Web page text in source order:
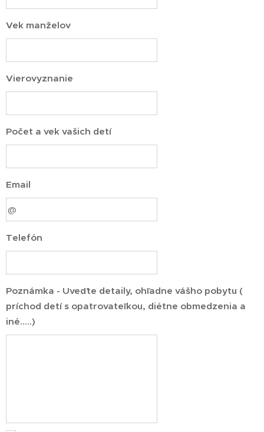
Vek manželov
Vierovyznanie
Počet a vek vašich detí
Email
Telefón
Poznámka - Uveďte detaily, ohľadne vášho pobytu (
príchod detí s opatrovateľkou, diétne obmedzenia a
iné.....)